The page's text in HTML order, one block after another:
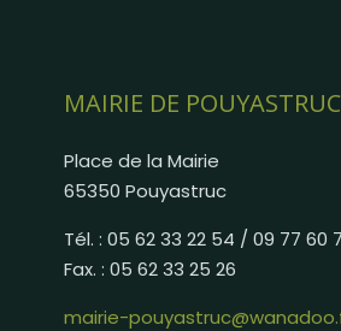
MAIRIE DE POUYASTRUC
Place de la Mairie
65350 Pouyastruc
Tél. : 05 62 33 22 54 / 09 77 60
Fax. : 05 62 33 25 26
mairie-